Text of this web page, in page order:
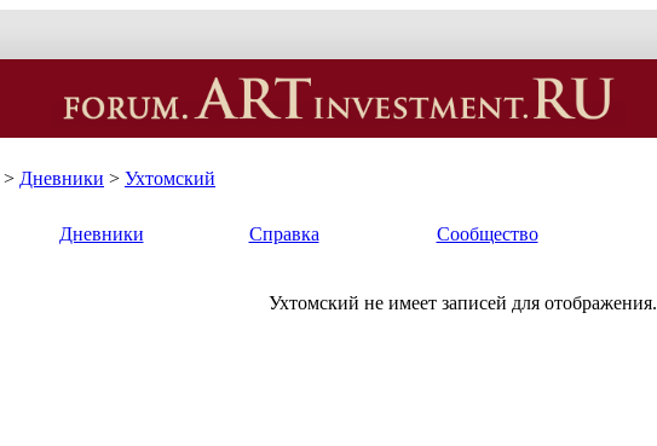
> Дневники > Ухтомский
Дневники Справка Сообщество
Ухтомский не имеет записей для отображения.